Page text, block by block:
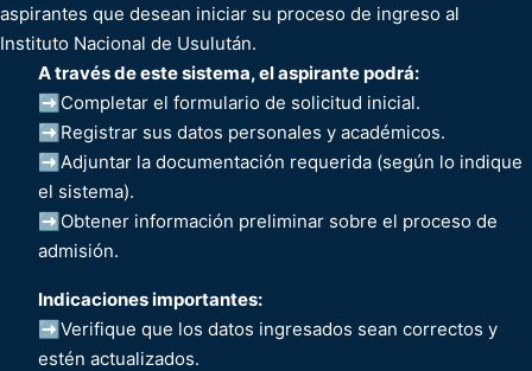
aspirantes que desean iniciar su proceso de ingreso al
Instituto Nacional de Usulután.
A través de este sistema, el aspirante podrá:
➡️Completar el formulario de solicitud inicial.
➡️Registrar sus datos personales y académicos.
➡️Adjuntar la documentación requerida (según lo indique
el sistema).
➡️Obtener información preliminar sobre el proceso de
admisión.
Indicaciones importantes:
➡️Verifique que los datos ingresados sean correctos y
estén actualizados.